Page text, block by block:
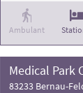
Ambulant
Medical Park
83233 Bernau-